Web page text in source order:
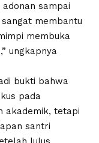
sampai
membantu
membuka
ungkapnya
bukti bahwa
pada
akademik, tetapi
santri